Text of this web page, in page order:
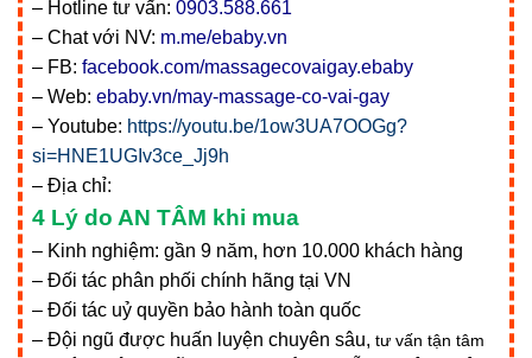
– Hotline tư vấn: 0903.588.661
– Chat với NV: m.me/ebaby.vn
– FB: facebook.com/massagecovaigay.ebaby
– Web: ebaby.vn/may-massage-co-vai-gay
– Youtube: https://youtu.be/1ow3UA7OOGg?
si=HNE1UGIv3ce_Jj9h
– Địa chỉ:
4 Lý do AN TÂM khi mua
– Kinh nghiệm: gần 9 năm, hơn 10.000 khách hàng
– Đối tác phân phối chính hãng tại VN
– Đối tác uỷ quyền bảo hành toàn quốc
– Đội ngũ được huấn luyện chuyên sâu, tư vấn tận tâm